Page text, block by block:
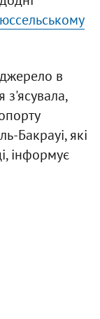
в
з'ясувала,
Бакрауі, які
інформує